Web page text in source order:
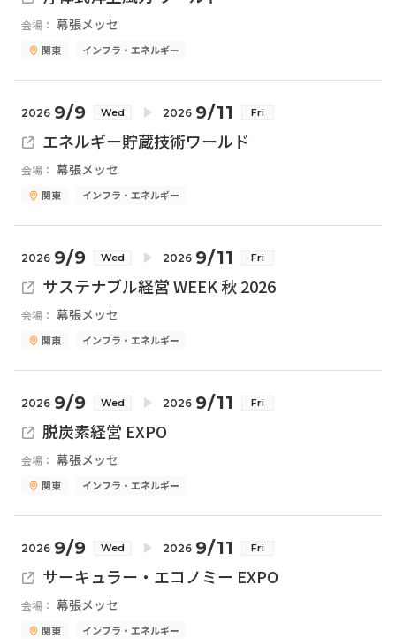
会場： 幕張メッセ
関東 インフラ・エネルギー
2026 9/9 Wed 2026 9/11 Fri
エネルギー貯蔵技術ワールド
会場： 幕張メッセ
関東 インフラ・エネルギー
2026 9/9 Wed 2026 9/11 Fri
サステナブル経営 WEEK 秋 2026
会場： 幕張メッセ
関東 インフラ・エネルギー
2026 9/9 Wed 2026 9/11 Fri
脱炭素経営 EXPO
会場： 幕張メッセ
関東 インフラ・エネルギー
2026 9/9 Wed 2026 9/11 Fri
サーキュラー・エコノミー EXPO
会場： 幕張メッセ
関東 インフラ・エネルギー